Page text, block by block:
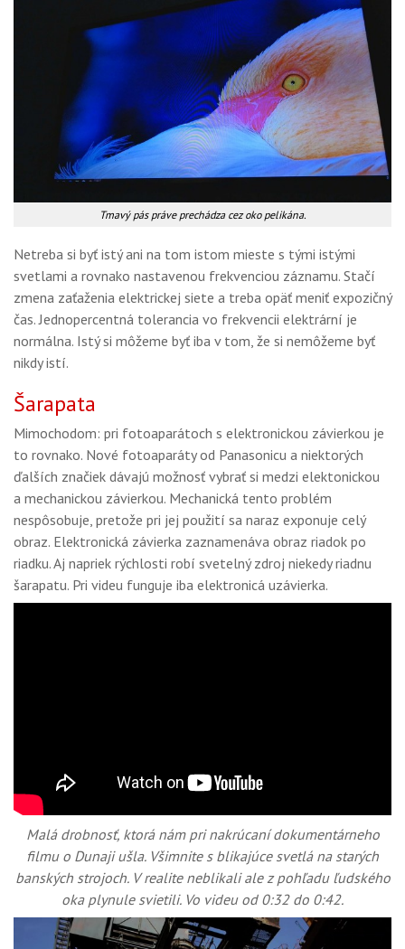
Tmavý pás práve prechádza cez oko pelikána.
Netreba si byť istý ani na tom istom mieste s tými istými
svetlami a rovnako nastavenou frekvenciou záznamu. Stačí
zmena zaťaženia elektrickej siete a treba opäť meniť expozičný
čas. Jednopercentná tolerancia vo frekvencii elektrární je
normálna. Istý si môžeme byť iba v tom, že si nemôžeme byť
nikdy istí.
Šarapata
Mimochodom: pri fotoaparátoch s elektronickou závierkou je
to rovnako. Nové fotoaparáty od Panasonicu a niektorých
ďalších značiek dávajú možnosť vybrať si medzi elektonickou
a mechanickou závierkou. Mechanická tento problém
nespôsobuje, pretože pri jej použití sa naraz exponuje celý
obraz. Elektronická závierka zaznamenáva obraz riadok po
riadku. Aj napriek rýchlosti robí svetelný zdroj niekedy riadnu
šarapatu. Pri videu funguje iba elektronicá uzávierka.
Malá drobnosť, ktorá nám pri nakrúcaní dokumentárneho
filmu o Dunaji ušla. Všimnite s blikajúce svetlá na starých
banských strojoch. V realite neblikali ale z pohľadu ľudského
oka plynule svietili. Vo videu od 0:32 do 0:42.